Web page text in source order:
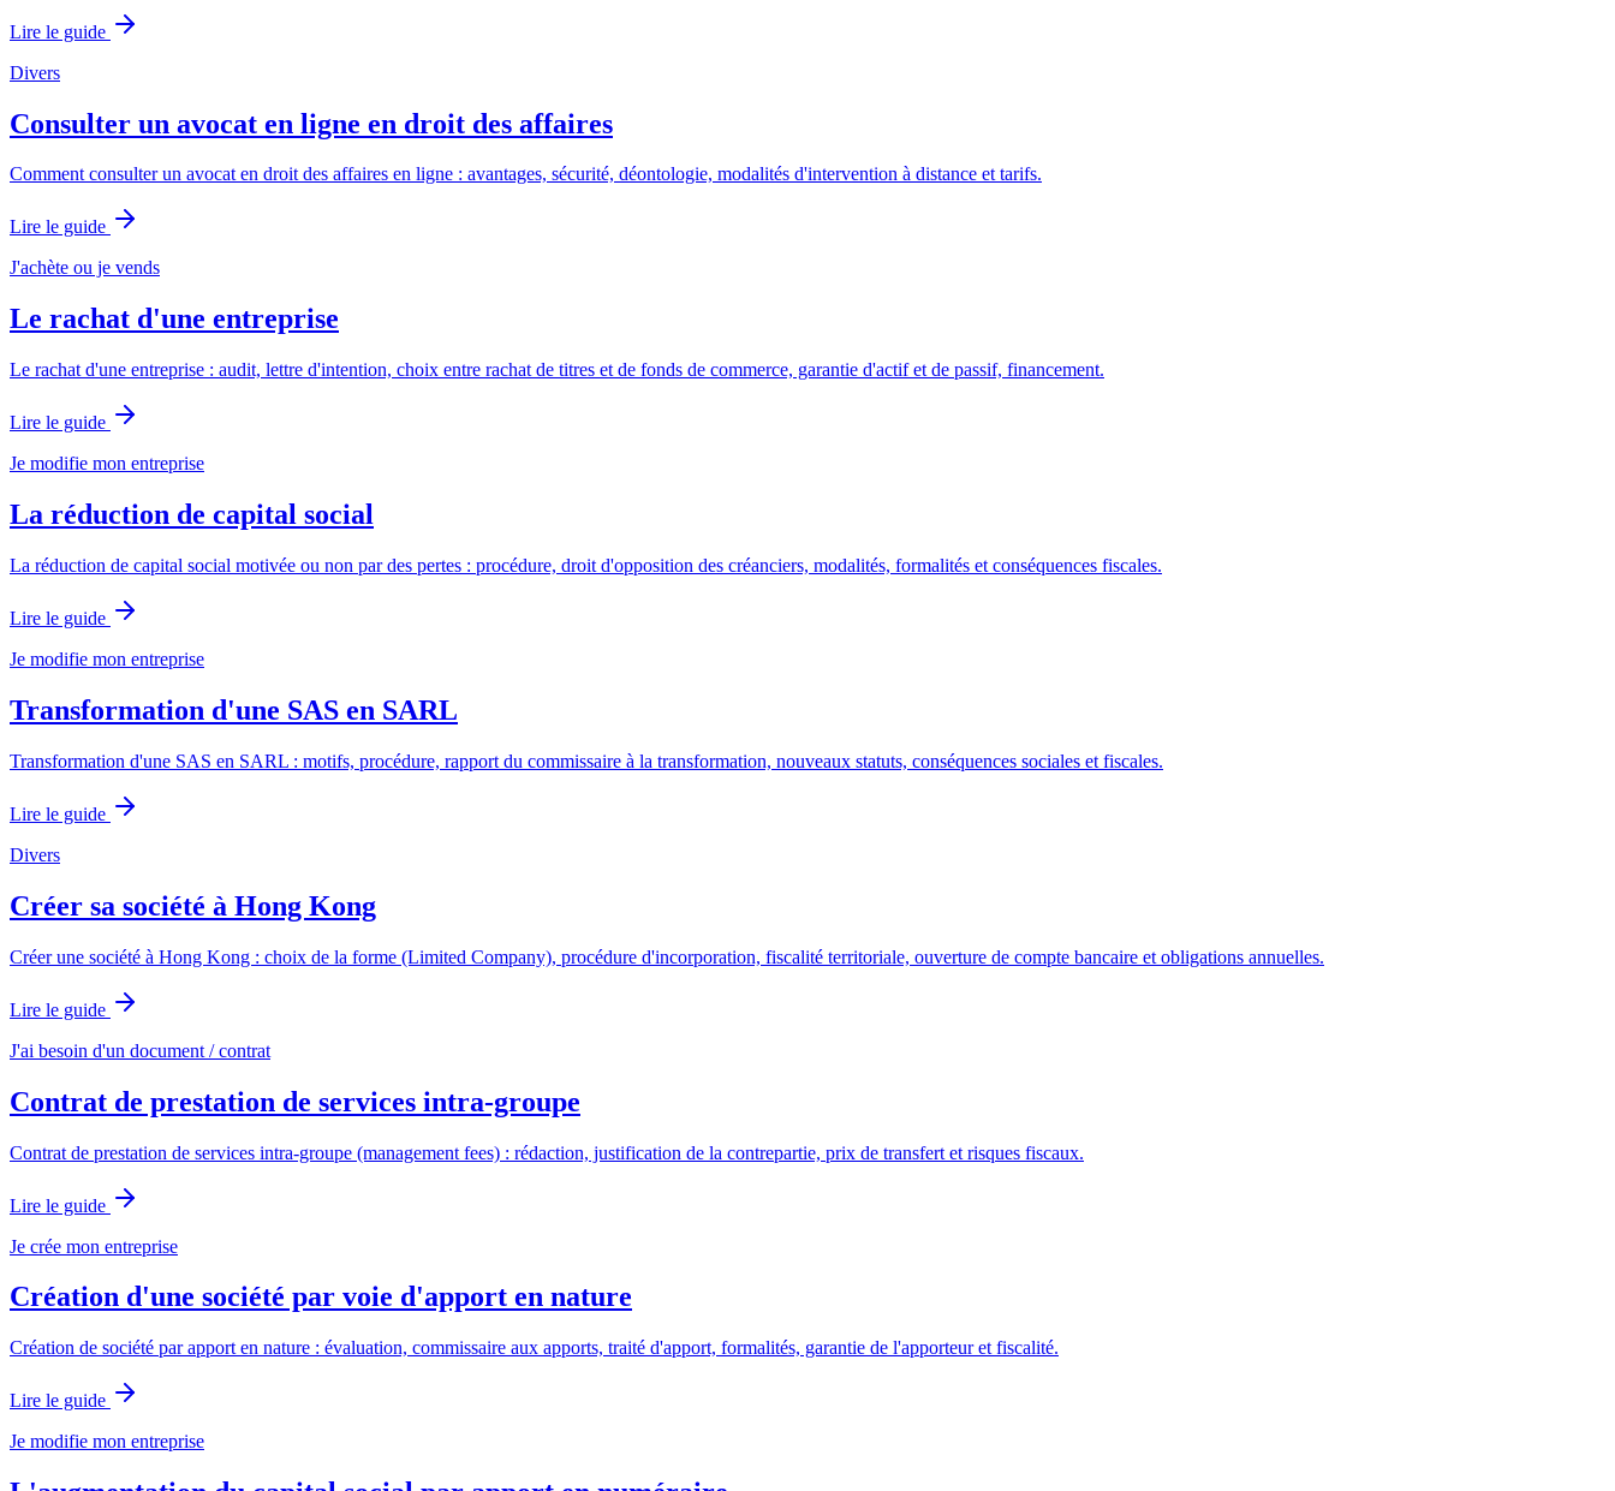
Lire le guide
Divers
Consulter un avocat en ligne en droit des affaires
Comment consulter un avocat en droit des affaires en ligne : avantages, sécurité, déontologie, modalités d'intervention à distance et tarifs.
Lire le guide
J'achète ou je vends
Le rachat d'une entreprise
Le rachat d'une entreprise : audit, lettre d'intention, choix entre rachat de titres et de fonds de commerce, garantie d'actif et de passif, financement.
Lire le guide
Je modifie mon entreprise
La réduction de capital social
La réduction de capital social motivée ou non par des pertes : procédure, droit d'opposition des créanciers, modalités, formalités et conséquences fiscales.
Lire le guide
Je modifie mon entreprise
Transformation d'une SAS en SARL
Transformation d'une SAS en SARL : motifs, procédure, rapport du commissaire à la transformation, nouveaux statuts, conséquences sociales et fiscales.
Lire le guide
Divers
Créer sa société à Hong Kong
Créer une société à Hong Kong : choix de la forme (Limited Company), procédure d'incorporation, fiscalité territoriale, ouverture de compte bancaire et obligations annuelles.
Lire le guide
J'ai besoin d'un document / contrat
Contrat de prestation de services intra-groupe
Contrat de prestation de services intra-groupe (management fees) : rédaction, justification de la contrepartie, prix de transfert et risques fiscaux.
Lire le guide
Je crée mon entreprise
Création d'une société par voie d'apport en nature
Création de société par apport en nature : évaluation, commissaire aux apports, traité d'apport, formalités, garantie de l'apporteur et fiscalité.
Lire le guide
Je modifie mon entreprise